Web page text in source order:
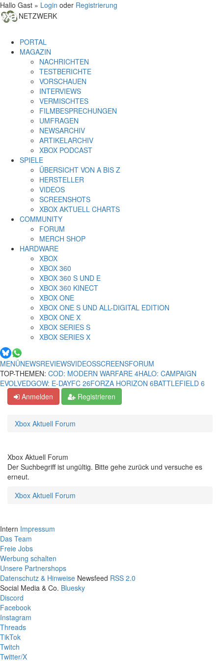
Hallo Gast » Login oder Registrierung
NETZWERK
PORTAL
MAGAZIN
NACHRICHTEN
TESTBERICHTE
VORSCHAUEN
INTERVIEWS
VERMISCHTES
FILMBESPRECHUNGEN
UMFRAGEN
NEWSARCHIV
ARTIKELARCHIV
XBOX PODCAST
SPIELE
ÜBERSICHT VON A BIS Z
HERSTELLER
VIDEOS
SCREENSHOTS
XBOX AKTUELL CHARTS
COMMUNITY
FORUM
MERCH SHOP
HARDWARE
XBOX
XBOX 360
XBOX 360 S UND E
XBOX 360 KINECT
XBOX ONE
XBOX ONE S UND ALL-DIGITAL EDITION
XBOX ONE X
XBOX SERIES S
XBOX SERIES X
MENÜNEWSREVIEWSVIDEOSSCREENSFORUM
TOP-THEMEN: COD: MODERN WARFARE 4HALO: CAMPAIGN
EVOLVEDGOW: E-DAYFC 26FORZA HORIZON 6BATTLEFIELD 6
Anmelden
Registrieren
Xbox Aktuell Forum
Xbox Aktuell Forum
Der Suchbegriff ist ungültig. Bitte gehe zurück und versuche es
erneut.
Xbox Aktuell Forum
Intern Impressum
Das Team
Freie Jobs
Werbung schalten
Unsere Partnershops
Datenschutz & Hinweise Newsfeed RSS 2.0
Social Media & Co. Bluesky
Discord
Facebook
Instagram
Threads
TikTok
Twitch
Twitter/X